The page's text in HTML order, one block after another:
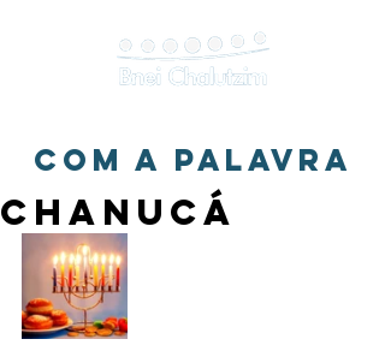
com a palavra
Chanucá